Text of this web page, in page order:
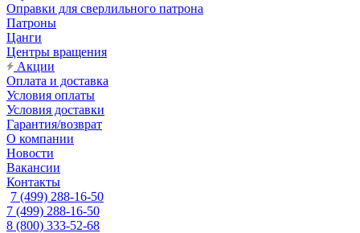
Оправки для сверлильного патрона
Патроны
Цанги
Центры вращения
Акции
Оплата и доставка
Условия оплаты
Условия доставки
Гарантия/возврат
О компании
Новости
Вакансии
Контакты
7 (499) 288-16-50
7 (499) 288-16-50
8 (800) 333-52-68